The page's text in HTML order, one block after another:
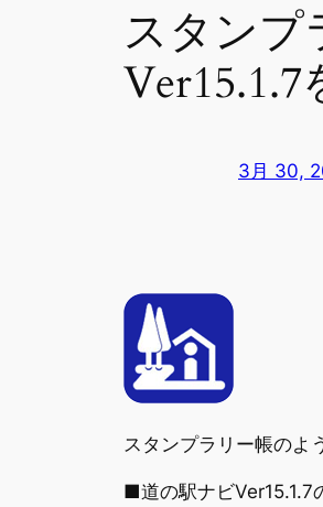
スタンプ
3月 30,
スタンプラリー帳のよ
■道の駅ナビVer15.1.7